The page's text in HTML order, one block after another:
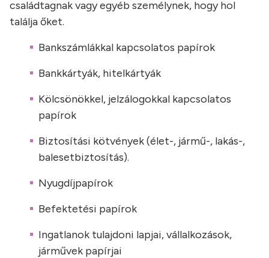
családtagnak vagy egyéb személynek, hogy hol
találja őket.
Bankszámlákkal kapcsolatos papírok
Bankkártyák, hitelkártyák
Kölcsönökkel, jelzálogokkal kapcsolatos
papírok
Biztosítási kötvények (élet-, jármű-, lakás-,
balesetbiztosítás).
Nyugdíjpapírok
Befektetési papírok
Ingatlanok tulajdoni lapjai, vállalkozások,
járművek papírjai